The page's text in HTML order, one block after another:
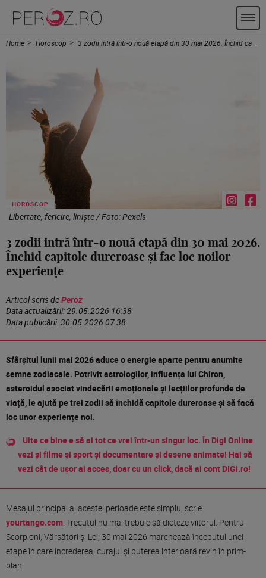
Home Horoscop 3 zodii intră într-o nouă etapă din 30 mai 2026. Închid capitole dureroase și fac loc noilor experiențe
HOROSCOP
Libertate, fericire, liniște / Foto: Pexels
3 zodii intră într-o nouă etapă din 30 mai 2026.
Închid capitole dureroase și fac loc noilor
experiențe
Articol scris dePeroz
Data actualizării:29.05.2026 16:38
Data publicării:30.05.2026 07:38
Sfârșitul lunii mai 2026 aduce o energie aparte pentru anumite
semne zodiacale. Potrivit astrologilor, influența lui Chiron,
asteroidul asociat vindecării emoționale și lecțiilor profunde de
viață, le ajută pe trei zodii să închidă capitole dureroase și să facă
loc unor experiențe noi.
Uite ce bine e să ai tot ce vrei într-un singur loc. În Digi Online
vezi și filme și sport și documentare și desene animate! Hai să
vezi cât de ușor ai acces, doar cu un click, dacă ai cont DIGI.ro!
Mesajul principal al acestei perioade este simplu, scrie
yourtango.com. Trecutul nu mai trebuie să dicteze viitorul. Pentru
Scorpioni, Vărsători și Lei, 30 mai 2026 marchează începutul unei
etape în care încrederea, curajul și puterea interioară revin în prim-
plan.